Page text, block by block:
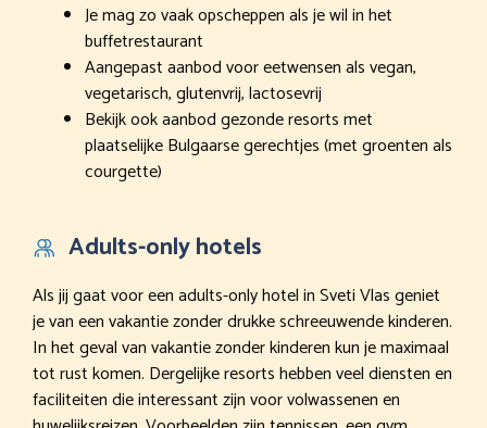
Je mag zo vaak opscheppen als je wil in het
buffetrestaurant
Aangepast aanbod voor eetwensen als vegan,
vegetarisch, glutenvrij, lactosevrij
Bekijk ook aanbod gezonde resorts met
plaatselijke Bulgaarse gerechtjes (met groenten als
courgette)
Adults-only hotels
Als jij gaat voor een adults-only hotel in Sveti Vlas geniet
je van een vakantie zonder drukke schreeuwende kinderen.
In het geval van vakantie zonder kinderen kun je maximaal
tot rust komen. Dergelijke resorts hebben veel diensten en
faciliteiten die interessant zijn voor volwassenen en